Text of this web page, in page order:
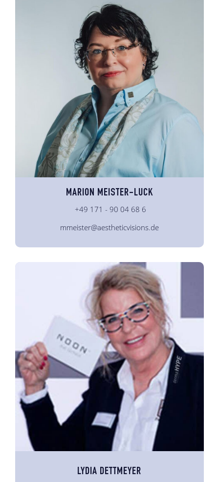
MARION MEISTER-LUCK
+49 171 - 90 04 68 6
mmeister@aestheticvisions.de
LYDIA DETTMEYER